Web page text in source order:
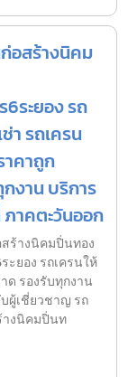
อสร้างนิคม
6ระยอง รถ
ช่า รถเครน
าคาถูก
งาน บริการ
าคตะวันออก
สร้างนิคมปิ่นทอง
ะยอง รถเครนให้
ด รองรับทุกงาน
ผู้เชี่ยวชาญ รถ
างนิคมปิ่นท